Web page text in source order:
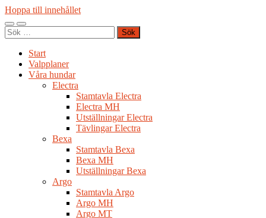
Hoppa till innehållet
Slå
på/av
Slå
på/av
Sök
efter:
Start
Valpplaner
Våra hundar
Electra
Stamtavla Electra
Electra MH
Utställningar Electra
Tävlingar Electra
Bexa
Stamtavla Bexa
Bexa MH
Utställningar Bexa
Argo
Stamtavla Argo
Argo MH
Argo MT